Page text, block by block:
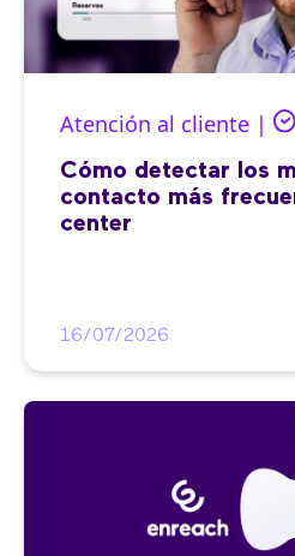
Atención al cliente |
Cómo detectar los
contacto más
center
16/07/2026